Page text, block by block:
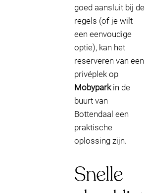
goed aansluit bij de
regels (of je wilt
een eenvoudige
optie), kan het
reserveren van een
privéplek op
Mobyparkin de
buurt van
Bottendaal een
praktische
oplossing zijn.
Snelle